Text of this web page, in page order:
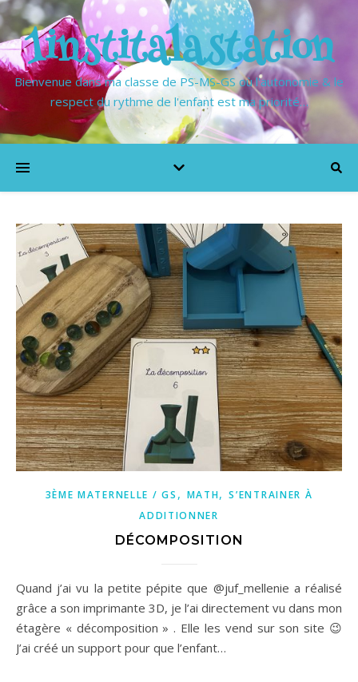
1institalastation
Bienvenue dans ma classe de PS-MS-GS où l'autonomie & le
respect du rythme de l'enfant est ma priorité…
3ÈME MATERNELLE / GS , MATH,S’ENTRAINER À
ADDITIONNER
DÉCOMPOSITION
Quand j’ai vu la petite pépite que @juf_mellenie a réalisé
grâce a son imprimante 3D, je l’ai directement vu dans mon
étagère « décomposition » . Elle les vend sur son site 😉
J’ai créé un support pour que l’enfant…